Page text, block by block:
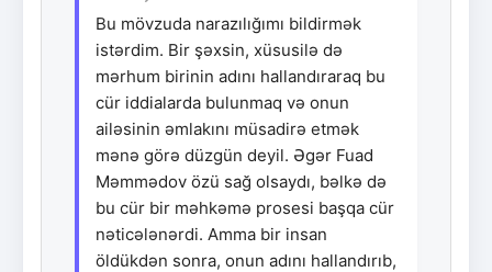
Bu mövzuda narazılığımı bildirmək
istərdim. Bir şəxsin, xüsusilə də
mərhum birinin adını hallandıraraq bu
cür iddialarda bulunmaq və onun
ailəsinin əmlakını müsadirə etmək
mənə görə düzgün deyil. Əgər Fuad
Məmmədov özü sağ olsaydı, bəlkə də
bu cür bir məhkəmə prosesi başqa cür
nəticələnərdi. Amma bir insan
öldükdən sonra, onun adını hallandırıb,